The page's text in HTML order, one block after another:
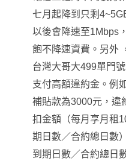
七月起降到只剩
以後會降速至1Mbps ，
飽不降速資費。另外
台灣大哥大499單門
支付高額違約金。例
補貼款為3000元，違
扣金額（每月享月租
期日數／合約總日數
到期日數／合約總日數